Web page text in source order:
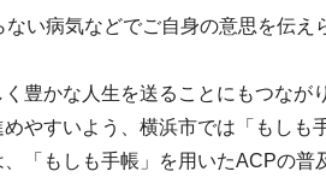
ない病気などでご自身の意思を伝
豊かな人生を送ることにもつなが
やすいよう、横浜市では「もしも
「もしも手帳」を用いたACPの